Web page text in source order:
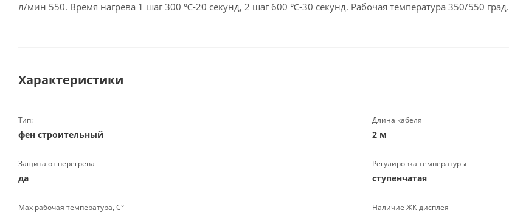
л/мин 550. Время нагрева 1 шаг 300 ℃-20 секунд, 2 шаг 600 ℃-30 секунд. Рабочая температура 350/550 град.
Характеристики
Тип:
фен строительный
Длина кабеля
2 м
Защита от перегрева
да
Регулировка температуры
ступенчатая
Max рабочая температура, С° Наличие ЖК-дисплея